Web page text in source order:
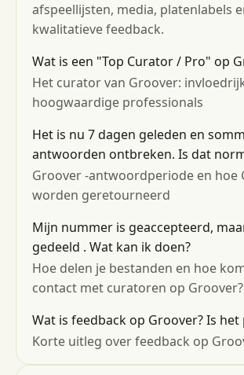
afspeellijsten, media, platenlabels
kwalitatieve feedback.
Wat is een "Top Curator / Pro" op
Het curator van Groover:
hoogwaardige professionals
Het is nu 7 dagen geleden en
antwoorden ontbreken. Is dat
Groover -antwoordperiode en hoe
worden geretourneerd
Mijn nummer is geaccepteerd,
gedeeld . Wat kan ik doen?
Hoe delen je bestanden en hoe
contact met curatoren op Groover?
Wat is feedback op Groover? Is het
Korte uitleg over feedback op